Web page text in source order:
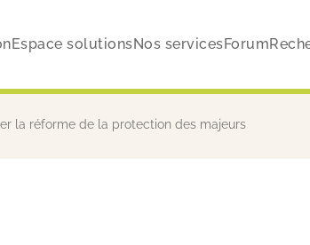
Espace solutionsNos servicesForum
la réforme de la protection des majeurs